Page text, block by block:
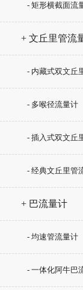
- 矩形横截面流
+ 文丘里管流
- 内藏式双文丘
- 多喉径流量计
- 插入式双文丘
- 经典文丘里管
+ 巴流量计
- 均速管流量计
- 一体化阿牛巴